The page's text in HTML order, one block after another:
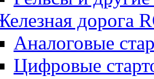
дорога
Аналоговые
Цифровые